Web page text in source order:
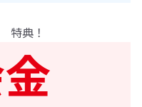
特典！